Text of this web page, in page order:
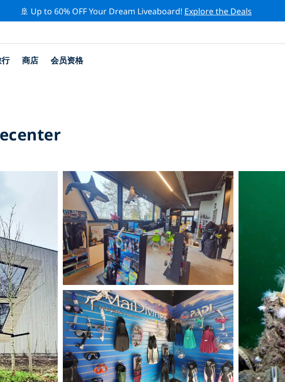
🚢 Up to 60% OFF Your Dream Liveaboard! Explore the Deals
商店 会员资格